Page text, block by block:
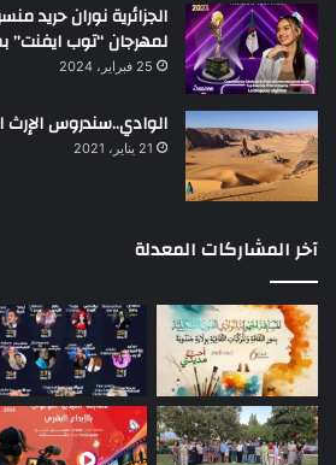
الجزائرية نوران حريد
لمهرجان “توب ايفنت”
25 فبراير، 2024
الوادي..سندروس
21 يناير، 2021
آخر المشاركات المعدلة